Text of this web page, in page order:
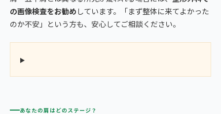
の画像検査をお勧めしています。「まず整体に来てよかった
のか不安」という方も、安心してご相談ください。
あなたの肩はどのステージ？